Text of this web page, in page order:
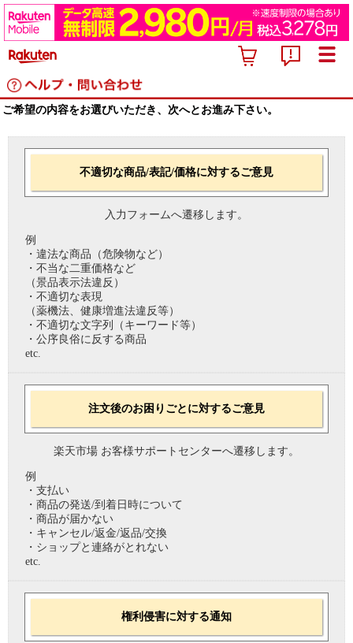
ご希望の内容をお選びいただき、次へとお進み下さい。
不適切な商品/表記/価格に対するご意見
入力フォームへ遷移します。
例
・違法な商品（危険物など）
・不当な二重価格など
（景品表示法違反）
・不適切な表現
（薬機法、健康増進法違反等）
・不適切な文字列（キーワード等）
・公序良俗に反する商品
etc.
注文後のお困りごとに対するご意見
楽天市場 お客様サポートセンターへ遷移します。
例
・支払い
・商品の発送/到着日時について
・商品が届かない
・キャンセル/返金/返品/交換
・ショップと連絡がとれない
etc.
権利侵害に対する通知